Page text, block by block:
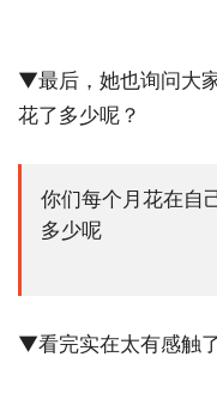
▼最后，她也询问大
花了多少呢？
你们每个月花在自
多少呢
▼看完实在太有感触